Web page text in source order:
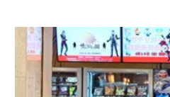
052-218-1611